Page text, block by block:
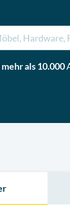
mehr als 10.000